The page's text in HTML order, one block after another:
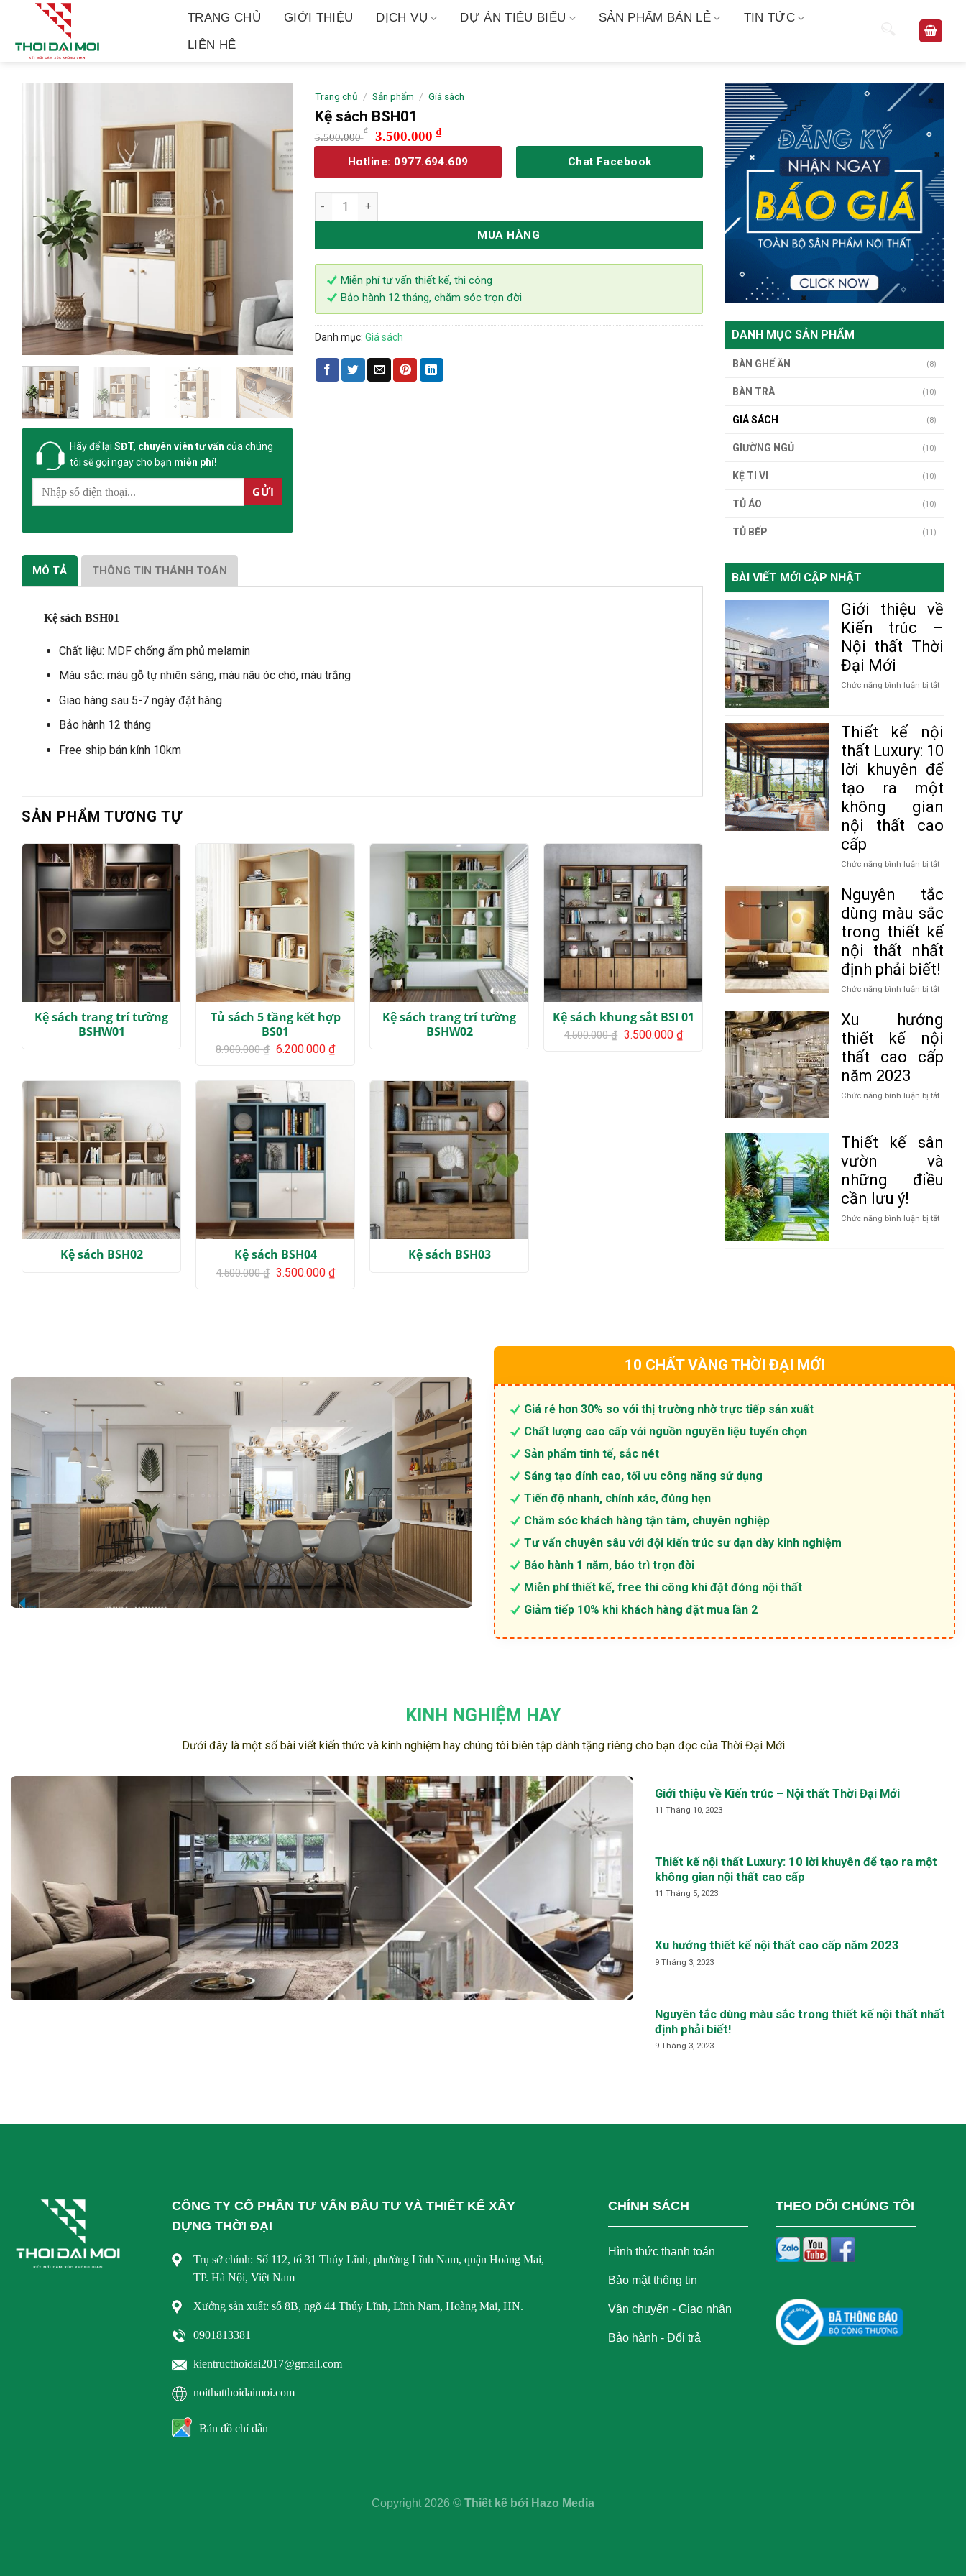
TRANG CHỦ GIỚI THIỆU DỊCH VỤ DỰ ÁN TIÊU BIỂU SẢN PHẨM BÁN LẺ
TIN TỨC
LIÊN HỆ
DANH MỤC SẢN PHẨM
BÀN GHẾ ĂN (8)
BÀN TRÀ (10)
GIÁ SÁCH (8)
GIƯỜNG NGỦ (10)
KỆ TI VI (10)
TỦ ÁO (10)
TỦ BẾP (11)
BÀI VIẾT MỚI CẬP NHẬT
Giới thiệu về
Kiến trúc –
Nội thất Thời
Đại Mới
Chức năng bình luận bị tắtở
Kiến
trúc
–
Nội
thất
Thời
Đại
Thiết kế nội
thất Luxury: 10
lời khuyên để
tạo ra một
không gian
nội thất cao
cấp
Chức năng bình luận bị tắtở
nội
thất
Luxury:
10
lời
khuyên
để
tạo
không
gian
nội
thất
Nguyên tắc
dùng màu sắc
trong thiết kế
nội thất nhất
định phải biết!
Chức năng bình luận bị tắtở
dùng
màu
trong
nội
phải
biết!
Xu hướng
thiết kế nội
thất cao cấp
năm 2023
Chức năng bình luận bị tắtở
kế
nội
thất
2023
Thiết kế sân
vườn và
những điều
cần lưu ý!
Chức năng bình luận bị tắtở
Hãy để lại SĐT, chuyên viên tư vấn của chúng
tôi sẽ gọi ngay cho bạn miễn phí!
Trang chủ / Sản phẩm / Giá sách
Kệ sách BSH01
5.500.000
₫
Giá
gốc
là:
3.500.000 ₫Giá
hiện
tại
Hotline: 0977.694.609 Chat Facebook
Kệ sách BSH01 số lượng
MUA HÀNG
Miễn phí tư vấn thiết kế, thi công
Bảo hành 12 tháng, chăm sóc trọn đời
Danh mục: Giá sách
MÔ TẢ THÔNG TIN THÁNH TOÁN
Kệ sách BSH01
Chất liệu: MDF chống ẩm phủ melamin
Màu sắc: màu gỗ tự nhiên sáng, màu nâu óc chó, màu trắng
Giao hàng sau 5-7 ngày đặt hàng
Bảo hành 12 tháng
Free ship bán kính 10km
SẢN PHẨM TƯƠNG TỰ
Kệ sách trang trí tường
BSHW01
Tủ sách 5 tầng kết hợp
BS01
8.900.000₫ Giá
gốc
8.900.000 ₫.
6.200.000 ₫Giá
hiện
6.200.000 ₫.
Kệ sách trang trí tường
BSHW02
Kệ sách khung sắt BSI 01
4.500.000₫ Giá
gốc
3.500.000 ₫Giá
hiện
3.500.000 ₫.
Kệ sách BSH02 Kệ sách BSH04
4.500.000₫ Giá
gốc
3.500.000 ₫Giá
hiện
Kệ sách BSH03
10 CHẤT VÀNG THỜI ĐẠI MỚI
Giá rẻ hơn 30% so với thị trường nhờ trực tiếp sản xuất
Chất lượng cao cấp với nguồn nguyên liệu tuyển chọn
Sản phẩm tinh tế, sắc nét
Sáng tạo đỉnh cao, tối ưu công năng sử dụng
Tiến độ nhanh, chính xác, đúng hẹn
Chăm sóc khách hàng tận tâm, chuyên nghiệp
Tư vấn chuyên sâu với đội kiến trúc sư dạn dày kinh nghiệm
Bảo hành 1 năm, bảo trì trọn đời
Miễn phí thiết kế, free thi công khi đặt đóng nội thất
Giảm tiếp 10% khi khách hàng đặt mua lần 2
KINH NGHIỆM HAY
Dưới đây là một số bài viết kiến thức và kinh nghiệm hay chúng tôi biên tập dành tặng riêng cho bạn đọc của Thời Đại Mới
Giới thiệu về Kiến trúc – Nội thất Thời Đại Mới
11 Tháng 10, 2023
Thiết kế nội thất Luxury: 10 lời khuyên để tạo ra một
không gian nội thất cao cấp
11 Tháng 5, 2023
Xu hướng thiết kế nội thất cao cấp năm 2023
9 Tháng 3, 2023
Nguyên tắc dùng màu sắc trong thiết kế nội thất nhất
định phải biết!
9 Tháng 3, 2023
CÔNG TY CỔ PHẦN TƯ VẤN ĐẦU TƯ VÀ THIẾT KẾ XÂY
DỰNG THỜI ĐẠI
Trụ sở chính: Số 112, tổ 31 Thúy Lĩnh, phường Lĩnh Nam, quận Hoàng Mai,
TP. Hà Nội, Việt Nam
Xưởng sản xuất: số 8B, ngõ 44 Thúy Lĩnh, Lĩnh Nam, Hoàng Mai, HN.
0901813381
kientructhoidai2017@gmail.com
noithatthoidaimoi.com
Bản đồ chỉ dẫn
CHÍNH SÁCH
Hình thức thanh toán
Bảo mật thông tin
Vận chuyển - Giao nhận
Bảo hành - Đổi trả
THEO DÕI CHÚNG TÔI
Copyright 2026 © Thiết kế bởi Hazo Media